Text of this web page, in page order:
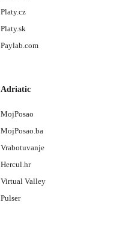
Platy.cz
Platy.sk
Paylab.com
Adriatic
MojPosao
MojPosao.ba
Vrabotuvanje
Hercul.hr
Virtual Valley
Pulser